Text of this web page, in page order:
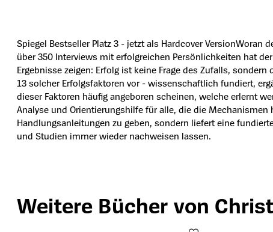
Spiegel Bestseller Platz 3 - jetzt als Hardcover
über 350 Interviews mit erfolgreichen Persönlichkeiten hat
Ergebnisse zeigen: Erfolg ist keine Frage des Zufalls,
13 solcher Erfolgsfaktoren vor - wissenschaftlich fundiert,
dieser Faktoren häufig angeboren scheinen, welche erlernt
Analyse und Orientierungshilfe für alle, die die
Handlungsanleitungen zu geben, sondern liefert eine
und Studien immer wieder nachweisen lassen.
Produktgalerie überspringen
Weitere Bücher von